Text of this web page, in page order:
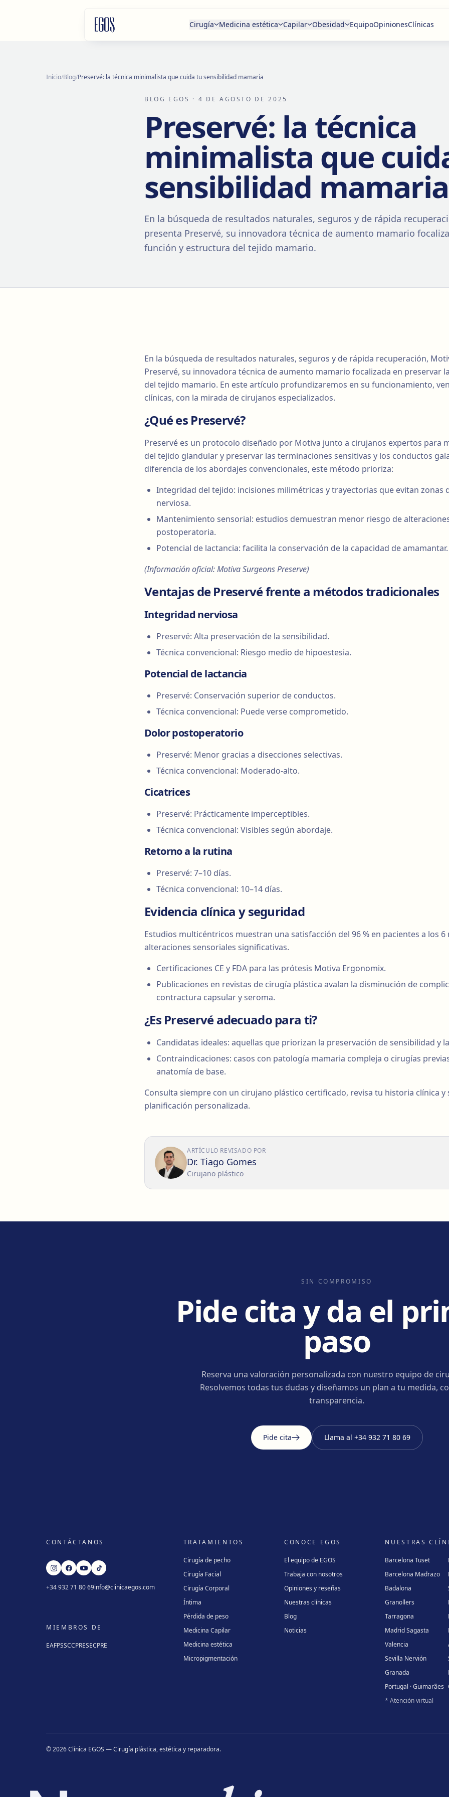
Cirugía Medicina estética Capilar Obesidad EquipoOpinionesClínicas
Inicio/Blog/Preservé: la técnica minimalista que cuida tu sensibilidad mamaria
BLOG EGOS · 4 DE AGOSTO DE 2025
Preservé: la técnica
minimalista que
sensibilidad mamaria
En la búsqueda de resultados naturales, seguros y de rápida
presenta Preservé, su innovadora técnica de aumento mamario
función y estructura del tejido mamario.
En la búsqueda de resultados naturales, seguros y de rápida recuperación,
Preservé, su innovadora técnica de aumento mamario focalizada en preservar
del tejido mamario. En este artículo profundizaremos en su funcionamiento,
clínicas, con la mirada de cirujanos especializados.
¿Qué es Preservé?
Preservé es un protocolo diseñado por Motiva junto a cirujanos expertos para
del tejido glandular y preservar las terminaciones sensitivas y los conductos
diferencia de los abordajes convencionales, este método prioriza:
Integridad del tejido: incisiones milimétricas y trayectorias que evitan zonas
nerviosa.
Mantenimiento sensorial: estudios demuestran menor riesgo de
postoperatoria.
Potencial de lactancia: facilita la conservación de la capacidad de amamantar.
(Información oficial: Motiva Surgeons Preserve)
Ventajas de Preservé frente a métodos tradicionales
Integridad nerviosa
Preservé: Alta preservación de la sensibilidad.
Técnica convencional: Riesgo medio de hipoestesia.
Potencial de lactancia
Preservé: Conservación superior de conductos.
Técnica convencional: Puede verse comprometido.
Dolor postoperatorio
Preservé: Menor gracias a disecciones selectivas.
Técnica convencional: Moderado-alto.
Cicatrices
Preservé: Prácticamente imperceptibles.
Técnica convencional: Visibles según abordaje.
Retorno a la rutina
Preservé: 7–10 días.
Técnica convencional: 10–14 días.
Evidencia clínica y seguridad
Estudios multicéntricos muestran una satisfacción del 96 % en pacientes a los 6
alteraciones sensoriales significativas.
Certificaciones CE y FDA para las prótesis Motiva Ergonomix.
Publicaciones en revistas de cirugía plástica avalan la disminución de
contractura capsular y seroma.
¿Es Preservé adecuado para ti?
Candidatas ideales: aquellas que priorizan la preservación de sensibilidad y
Contraindicaciones: casos con patología mamaria compleja o cirugías
anatomía de base.
Consulta siempre con un cirujano plástico certificado, revisa tu historia clínica y
planificación personalizada.
ARTÍCULO REVISADO POR
Dr. Tiago Gomes
Cirujano plástico
SIN COMPROMISO
Pide cita y da el
paso
Reserva una valoración personalizada con nuestro equipo de
Resolvemos todas tus dudas y diseñamos un plan a tu medida,
transparencia.
Pide cita Llama al +34 932 71 80 69
CONTÁCTANOS
+34 932 71 80 69info@clinicaegos.com
MIEMBROS DE
EAFPSSCCPRESECPRE
TRATAMIENTOS
Cirugía de pecho
Cirugía Facial
Cirugía Corporal
Íntima
Pérdida de peso
Medicina Capilar
Medicina estética
Micropigmentación
CONOCE EGOS
El equipo de EGOS
Trabaja con nosotros
Opiniones y reseñas
Nuestras clínicas
Blog
Noticias
NUESTRAS
Barcelona Tuset
Barcelona Madrazo
Badalona
Granollers
Tarragona
Madrid Sagasta
Valencia
Sevilla Nervión
Granada
Portugal · Guimarães
* Atención virtual
©2026Clínica EGOS — Cirugía plástica, estética y reparadora.